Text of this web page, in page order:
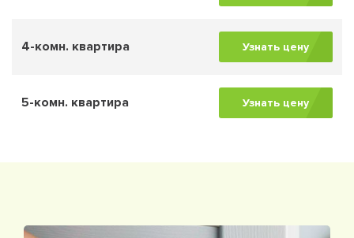
4-комн. квартира Узнать цену
5-комн. квартира Узнать цену